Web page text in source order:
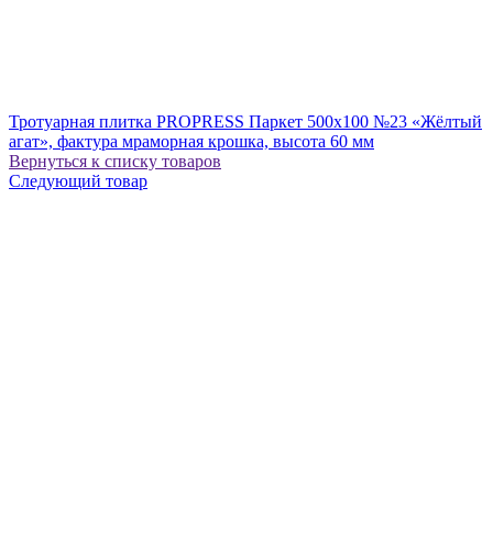
Тротуарная плитка PROPRESS Паркет 500х100 №23 «Жёлтый
агат», фактура мраморная крошка, высота 60 мм
Вернуться к списку товаров
Следующий товар